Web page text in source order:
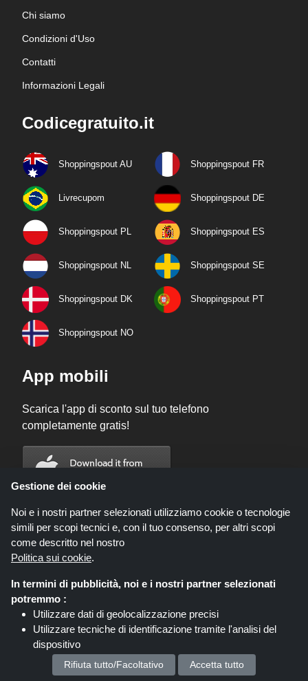
Chi siamo
Condizioni d'Uso
Contatti
Informazioni Legali
Codicegratuito.it
Shoppingspout AU Shoppingspout FR
Livrecupom Shoppingspout DE
Shoppingspout PL Shoppingspout ES
Shoppingspout NL Shoppingspout SE
Shoppingspout DK Shoppingspout PT
Shoppingspout NO
App mobili
Scarica l'app di sconto sul tuo telefono
completamente gratis!
Codicegratuito.it è un sito web all'interno del quale potrai trovare migliaia di
da diversi network di affiliati. Codicegratuito.it o il suo staff non è autorizzato
ad intervenire nel processo di vendita che consegue dalle summenzionate
offerte. Codicegratuito.it guadagna, tuttavia, delle commissioni attraverso le
Gestione dei cookie
Noi e i nostri partner selezionati utilizziamo cookie o tecnologie
simili per scopi tecnici e, con il tuo consenso, per altri scopi
come descritto nel nostro
Politica sui cookie.
In termini di pubblicità, noi e i nostri partner selezionati
potremmo :
Utilizzare dati di geolocalizzazione precisi
Utilizzare tecniche di identificazione tramite l'analisi del
dispositivo
Memorizzare e/o accedere alle informazioni su un
dispositivo
Rifiuta tutto/Facoltativo Accetta tutto